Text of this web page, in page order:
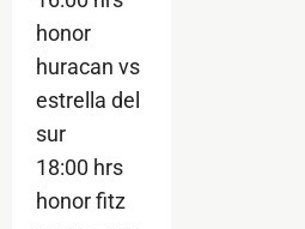
honor
huracan vs
estrella del
sur
18:00 hrs
honor fitz